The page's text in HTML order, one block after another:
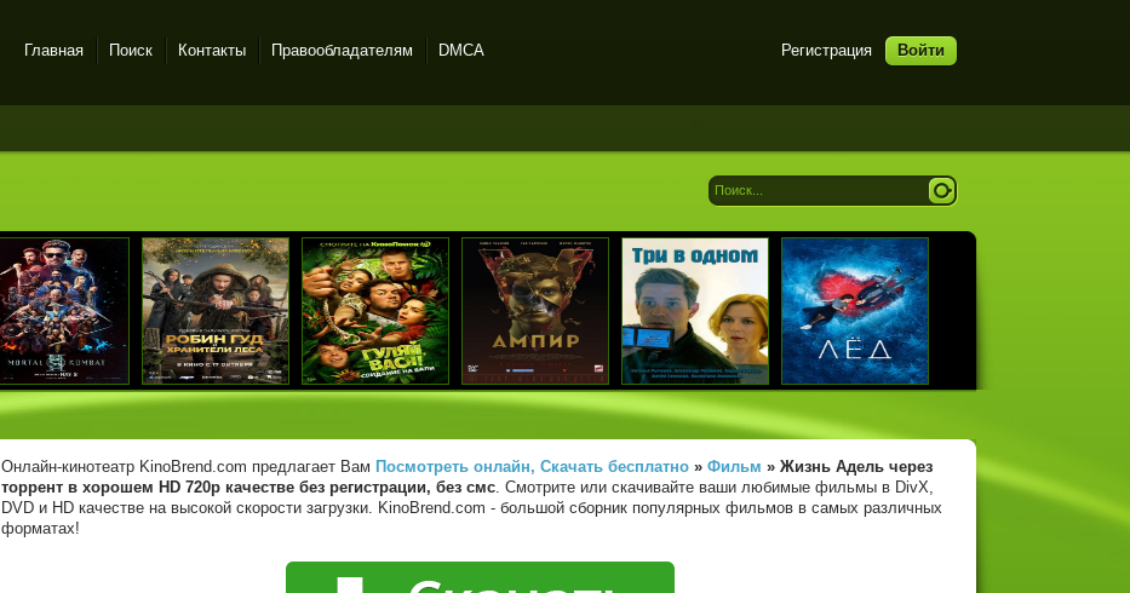
Регистрация Войти
Главная Поиск Контакты Правообладателям DMCA
Онлайн-кинотеатр KinoBrend.com предлагает Вам Посмотреть онлайн, Скачать бесплатно » Фильм » Жизнь Адель через
торрент в хорошем HD 720p качестве без регистрации, без смс. Смотрите или скачивайте ваши любимые фильмы в DivX,
DVD и HD качестве на высокой скорости загрузки. KinoBrend.com - большой сборник популярных фильмов в самых различных
форматах!